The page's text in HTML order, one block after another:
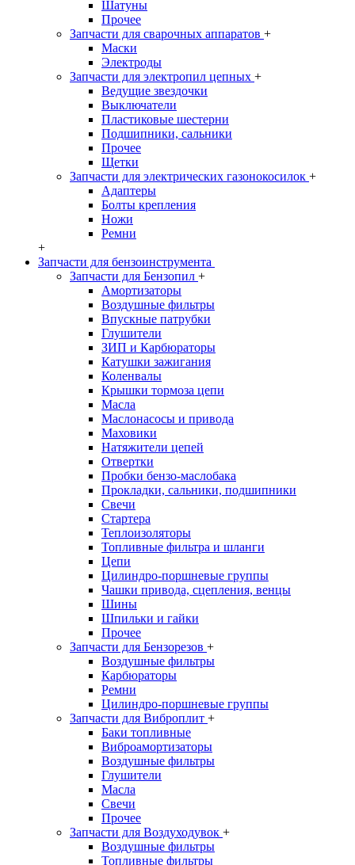
Шатуны
Прочее
Запчасти для сварочных аппаратов +
Маски
Электроды
Запчасти для электропил цепных +
Ведущие звездочки
Выключатели
Пластиковые шестерни
Подшипники, сальники
Прочее
Щетки
Запчасти для электрических газонокосилок +
Адаптеры
Болты крепления
Ножи
Ремни
+
Запчасти для бензоинструмента
Запчасти для Бензопил +
Амортизаторы
Воздушные фильтры
Впускные патрубки
Глушители
ЗИП и Карбюраторы
Катушки зажигания
Коленвалы
Крышки тормоза цепи
Масла
Маслонасосы и привода
Маховики
Натяжители цепей
Отвертки
Пробки бензо-маслобака
Прокладки, сальники, подшипники
Свечи
Стартера
Теплоизоляторы
Топливные фильтра и шланги
Цепи
Цилиндро-поршневые группы
Чашки привода, сцепления, венцы
Шины
Шпильки и гайки
Прочее
Запчасти для Бензорезов +
Воздушные фильтры
Карбюраторы
Ремни
Цилиндро-поршневые группы
Запчасти для Виброплит +
Баки топливные
Виброамортизаторы
Воздушные фильтры
Глушители
Масла
Свечи
Прочее
Запчасти для Воздуходувок +
Воздушные фильтры
Топливные фильтры